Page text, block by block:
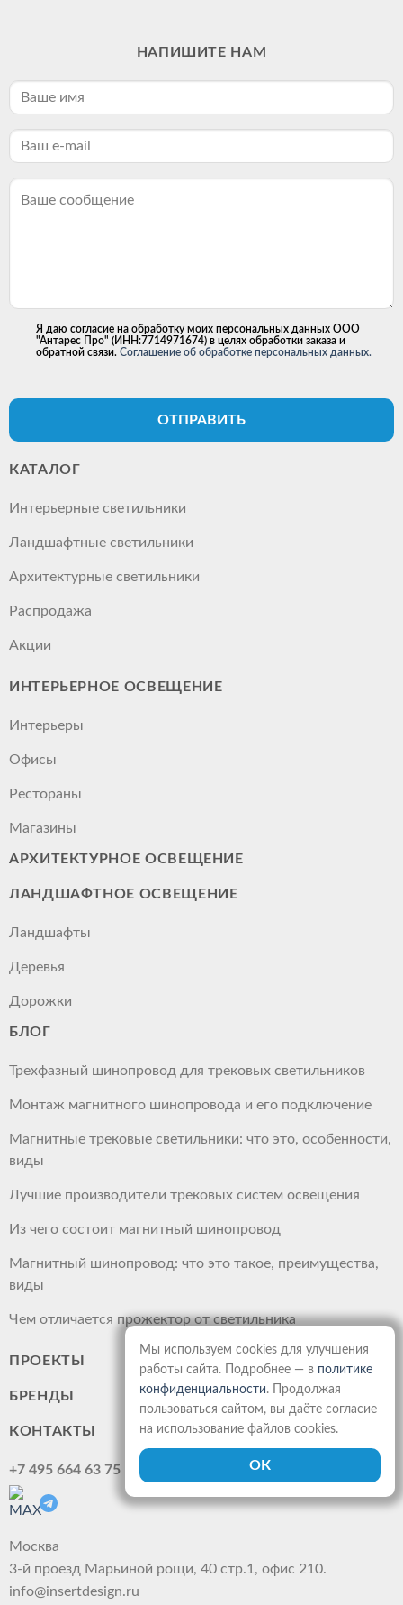
НАПИШИТЕ НАМ
Я даю согласие на обработку моих персональных данных ООО
"Антарес Про" (ИНН:7714971674) в целях обработки заказа и
обратной связи. Соглашение об обработке персональных данных.
ОТПРАВИТЬ
КАТАЛОГ
Интерьерные светильники
Ландшафтные светильники
Архитектурные светильники
Распродажа
Акции
ИНТЕРЬЕРНОЕ ОСВЕЩЕНИЕ
Интерьеры
Офисы
Рестораны
Магазины
АРХИТЕКТУРНОЕ ОСВЕЩЕНИЕ
ЛАНДШАФТНОЕ ОСВЕЩЕНИЕ
Ландшафты
Деревья
Дорожки
БЛОГ
Трехфазный шинопровод для трековых светильников
Монтаж магнитного шинопровода и его подключение
Магнитные трековые светильники: что это, особенности,
виды
Лучшие производители трековых систем освещения
Из чего состоит магнитный шинопровод
Магнитный шинопровод: что это такое, преимущества,
виды
Чем отличается прожектор от светильника
ПРОЕКТЫ
БРЕНДЫ
КОНТАКТЫ
+7 495 664 63 75
Москва
3-й проезд Марьиной рощи, 40 стр.1, офис 210.
info@insertdesign.ru
Мы используем cookies для улучшения
работы сайта. Подробнее — в политике
конфиденциальности. Продолжая
пользоваться сайтом, вы даёте согласие
на использование файлов cookies.